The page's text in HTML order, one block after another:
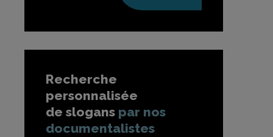
Recherche
personnalisée
de slogans par nos
documentalistes